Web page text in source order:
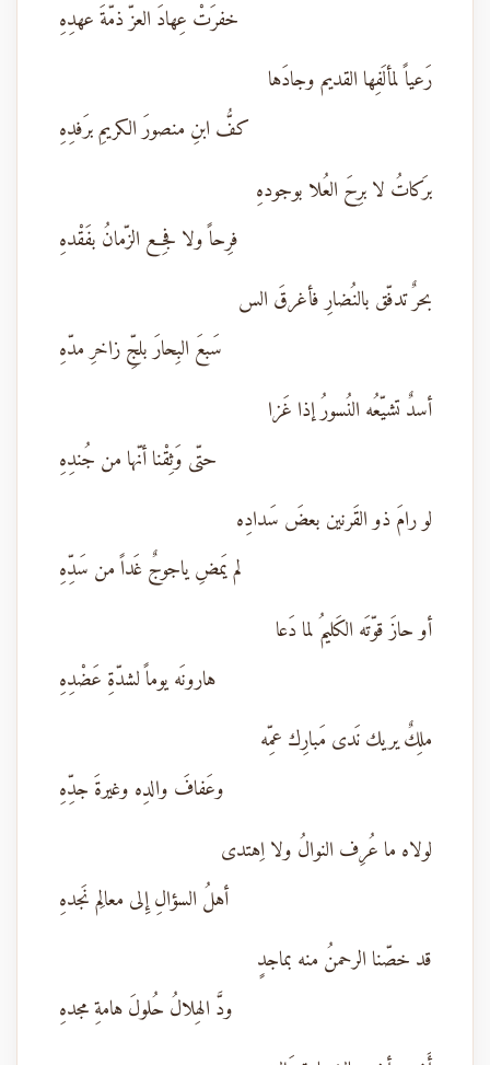
خفرَتْ عِهادَ العزّ ذمّةَ عهدِهِ
رَعياً لمألَفِها القديم وجادَها
كفُّ ابنِ منصورَ الكريمِ برَفدِهِ
برَكاتُ لا برِحَ العُلا بوجودهِ
فرِحاً ولا فجِع الزّمانُ بفَقْدهِ
بحرٌ تدفّق بالنُضارِ فأغرقَ الس
سَبعَ البِحارَ بلجِّ زاخرِ مدّهِ
أسدٌ تشيّعُه النُسورُ إذا غَزا
حتّى وَثِقْنا أنّها من جُندِهِ
لو رامَ ذو القَرنين بعضَ سَدادِه
لم يَمضِ ياجوجٌ غَداً من سَدِّهِ
أو حازَ قوّتَه الكَليمُ لما دَعا
هارونَه يوماً لشدّةِ عَضْدِهِ
ملِكٌ يريك نَدى مَبارِك عمِّه
وعَفافَ والدِه وغيرةَ جدِّهِ
لولاه ما عُرِف النوالُ ولا اِهتدى
أهلُ السؤالِ إِلى معالِم نَجدهِ
قد خصّنا الرحمنُ منه بماجدٍ
ودَّ الهِلالُ حُلولَ هامةِ مجدهِ